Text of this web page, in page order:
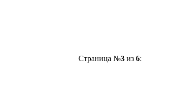
Страница №3из 6: